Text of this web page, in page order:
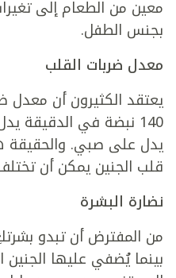
معين من الطعام إلى
بجنس الطفل.
معدل ضربات القلب
يعتقد الكثيرون أن معدل
140 نبضة في الدقيقة
يدل على صبي. والحقيقة
قلب الجنين يمكن أن
نضارة البشرة
من المفترض أن تبدو
بينما يُضفي عليها